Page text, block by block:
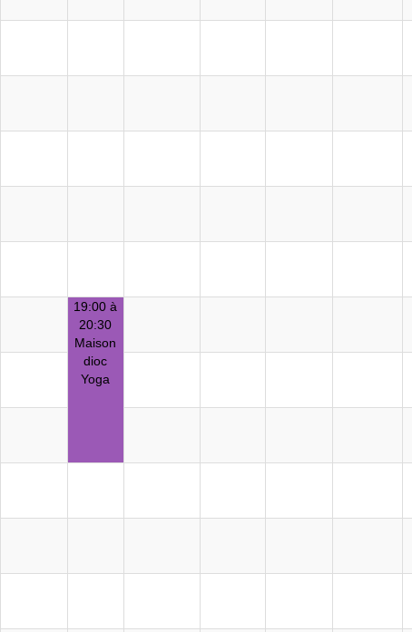
19:00 à
20:30
Maison
dioc
Yoga